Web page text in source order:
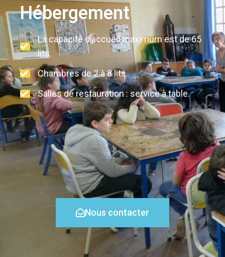
Hébergement
La capacité d’accueil maximum est de 65
lits.
Chambres de 2 à 8 lits.
Salles de restauration : service à table.
Nous contacter